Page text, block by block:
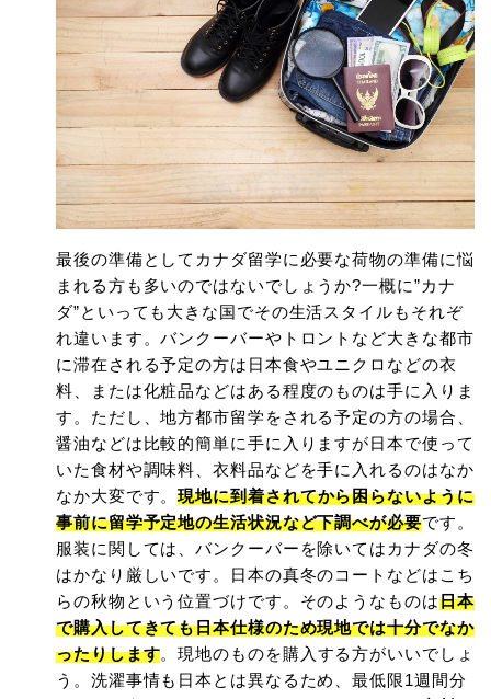
最後の準備としてカナダ留学に必要な荷物の準備に悩
まれる方も多いのではないでしょうか?一概に”カナ
ダ”といっても大きな国でその生活スタイルもそれぞ
れ違います。バンクーバーやトロントなど大きな都市
に滞在される予定の方は日本食やユニクロなどの衣
料、または化粧品などはある程度のものは手に入りま
す。ただし、地方都市留学をされる予定の方の場合、
醤油などは比較的簡単に手に入りますが日本で使って
いた食材や調味料、衣料品などを手に入れるのはなか
なか大変です。現地に到着されてから困らないように
事前に留学予定地の生活状況など下調べが必要です。
服装に関しては、バンクーバーを除いてはカナダの冬
はかなり厳しいです。日本の真冬のコートなどはこち
らの秋物という位置づけです。そのようなものは日本
で購入してきても日本仕様のため現地では十分でなか
ったりします。現地のものを購入する方がいいでしょ
う。洗濯事情も日本とは異なるため、最低限1週間分